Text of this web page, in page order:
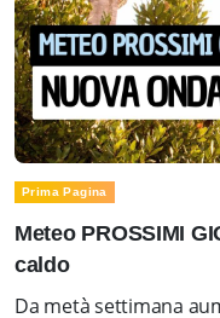
Prima Pagina
Meteo PROSSIMI
caldo
Da metà settimana